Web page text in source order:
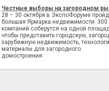
Честные выборы на загородном
28 – 30 октября в ЭкспоФоруме
большая Ярмарка недвижимости. 300
компаний соберутся на одной
чтобы представить городскую,
зарубежную недвижимость,
материалы для загородного
домостроения.